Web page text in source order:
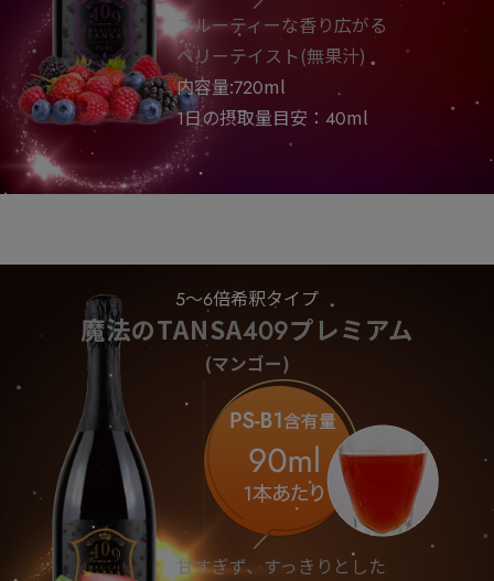
フルーティーな香り広がる
ベリーテイスト(無果汁)
内容量:720ml
1日の摂取量目安：40ml
5～6倍希釈タイプ
魔法のTANSA409プレミアム
(マンゴー)
甘すぎず、すっきりとした